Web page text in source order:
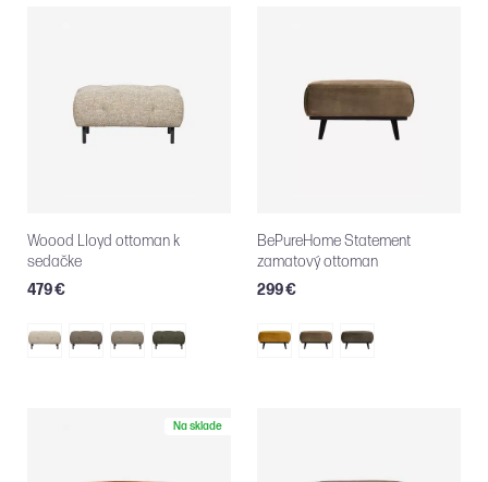
Woood Lloyd ottoman k
sedačke
479 €
BePureHome Statement
zamatový ottoman
299 €
Na sklade